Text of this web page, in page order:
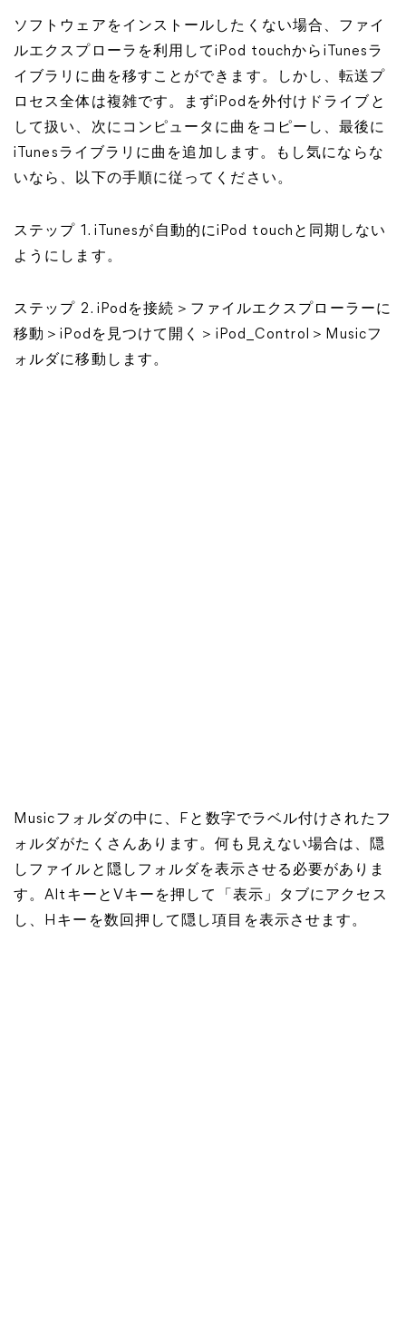
ソフトウェアをインストールしたくない場合、ファイ
ルエクスプローラを利用してiPod touchからiTunesラ
イブラリに曲を移すことができます。しかし、転送プ
ロセス全体は複雑です。まずiPodを外付けドライブと
して扱い、次にコンピュータに曲をコピーし、最後に
iTunesライブラリに曲を追加します。もし気にならな
いなら、以下の手順に従ってください。
ステップ 1. iTunesが自動的にiPod touchと同期しない
ようにします。
ステップ 2. iPodを接続＞ファイルエクスプローラーに
移動＞iPodを見つけて開く＞iPod_Control＞Musicフ
ォルダに移動します。
Musicフォルダの中に、Fと数字でラベル付けされたフ
ォルダがたくさんあります。何も見えない場合は、隠
しファイルと隠しフォルダを表示させる必要がありま
す。AltキーとVキーを押して「表示」タブにアクセス
し、Hキーを数回押して隠し項目を表示させます。